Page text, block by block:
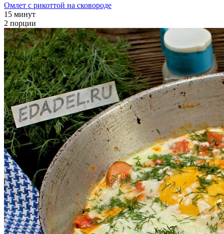
Омлет с рикоттой на сковороде
15 минут
2 порции